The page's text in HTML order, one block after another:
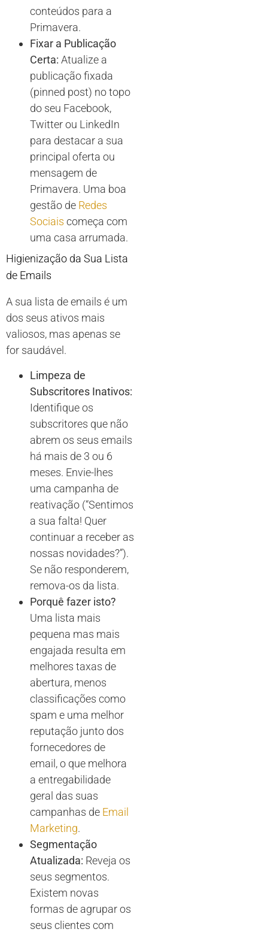
conteúdos para a
Primavera.
Fixar a Publicação
Certa: Atualize a
publicação fixada
(pinned post) no topo
do seu Facebook,
Twitter ou LinkedIn
para destacar a sua
principal oferta ou
mensagem de
Primavera. Uma boa
gestão de Redes
Sociais começa com
uma casa arrumada.
Higienização da Sua Lista
de Emails
A sua lista de emails é um
dos seus ativos mais
valiosos, mas apenas se
for saudável.
Limpeza de
Subscritores Inativos:
Identifique os
subscritores que não
abrem os seus emails
há mais de 3 ou 6
meses. Envie-lhes
uma campanha de
reativação (“Sentimos
a sua falta! Quer
continuar a receber as
nossas novidades?”).
Se não responderem,
remova-os da lista.
Porquê fazer isto?
Uma lista mais
pequena mas mais
engajada resulta em
melhores taxas de
abertura, menos
classificações como
spam e uma melhor
reputação junto dos
fornecedores de
email, o que melhora
a entregabilidade
geral das suas
campanhas de Email
Marketing.
Segmentação
Atualizada: Reveja os
seus segmentos.
Existem novas
formas de agrupar os
seus clientes com